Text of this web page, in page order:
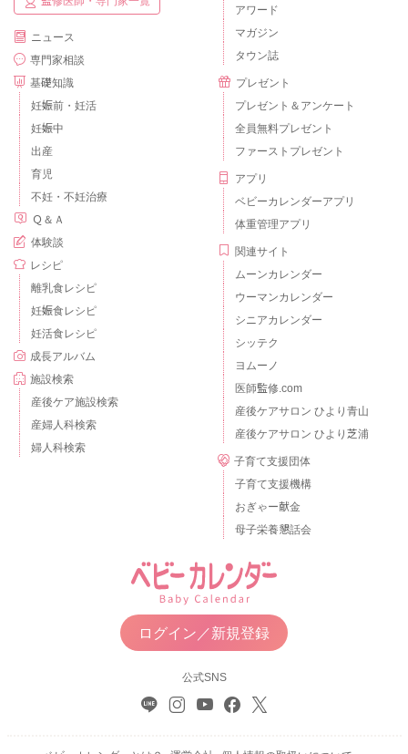
ニュース
専門家相談
基礎知識
妊娠前・妊活
妊娠中
出産
育児
不妊・不妊治療
Ｑ＆Ａ
体験談
レシピ
離乳食レシピ
妊娠食レシピ
妊活食レシピ
成長アルバム
施設検索
産後ケア施設検索
産婦人科検索
婦人科検索
アワード
マガジン
タウン誌
プレゼント
プレゼント＆アンケート
全員無料プレゼント
ファーストプレゼント
アプリ
ベビーカレンダーアプリ
体重管理アプリ
関連サイト
ムーンカレンダー
ウーマンカレンダー
シニアカレンダー
シッテク
ヨムーノ
医師監修.com
産後ケアサロン ひより青山
産後ケアサロン ひより芝浦
子育て支援団体
子育て支援機構
おぎゃー献金
母子栄養懇話会
ログイン／新規登録
公式SNS